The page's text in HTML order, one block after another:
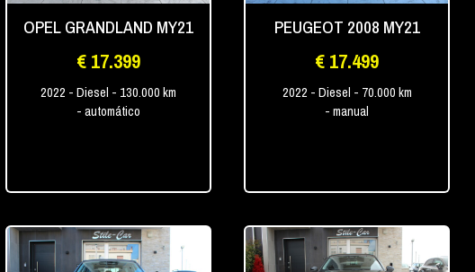
OPEL GRANDLAND MY21
€ 17.399
2022 - Diesel - 130.000 km
- automático
PEUGEOT 2008 MY21
€ 17.499
2022 - Diesel - 70.000 km
- manual